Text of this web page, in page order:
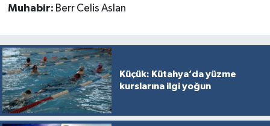
Muhabir: Berr Celis Aslan
Küçük: Kütahya’da yüzme
kurslarına ilgi yoğun